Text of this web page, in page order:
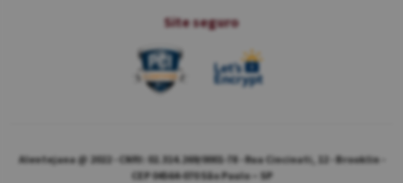
Site seguro
Alentejana @ 2022 - CNPJ: 02.314.269/0001-78 - Rua Cincinati, 12 - Brooklin -
CEP 04564-070 São Paulo – SP